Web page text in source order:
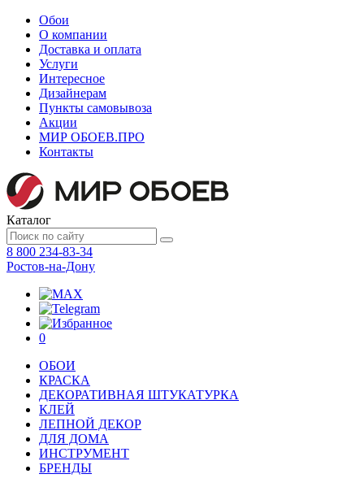
Обои
О компании
Доставка и оплата
Услуги
Интересное
Дизайнерам
Пункты самовывоза
Акции
МИР ОБОЕВ.ПРО
Контакты
Каталог
8 800 234-83-34
Ростов-на-Дону
0
ОБОИ
КРАСКА
ДЕКОРАТИВНАЯ ШТУКАТУРКА
КЛЕЙ
ЛЕПНОЙ ДЕКОР
ДЛЯ ДОМА
ИНСТРУМЕНТ
БРЕНДЫ